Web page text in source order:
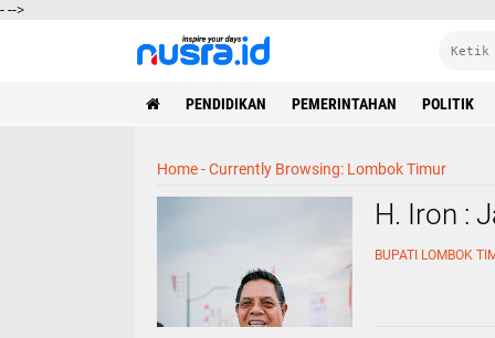
--->
PENDIDIKAN PEMERINTAHAN POLITIK
Home-Currently Browsing: Lombok Timur
H. Iron :
BUPATI LOMBOK